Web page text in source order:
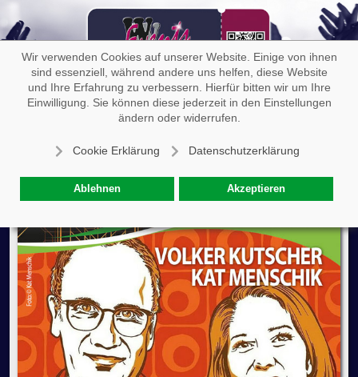
Wir verwenden Cookies auf unserer Website. Einige von ihnen
sind essenziell, während andere uns helfen, diese Website
und Ihre Erfahrung zu verbessern. Hierfür bitten wir um Ihre
Einwilligung. Sie können diese jederzeit in den Einstellungen
ändern oder widerrufen.
Cookie Erklärung Datenschutzerklärung
Ablehnen Akzeptieren
Off-
Volker Kutscher, Kat Menschik: Westend